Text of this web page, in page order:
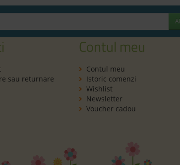
sau returnare
Contul meu
Contul meu
Istoric comenzi
Wishlist
Newsletter
Voucher cadou